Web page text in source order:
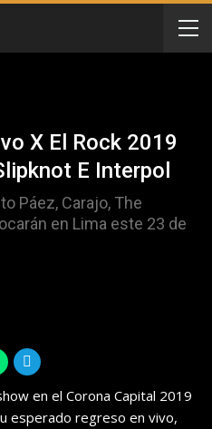
X El Rock 2019
E Interpol
Páez, Carajo, The
en Lima este 23 de
en el Corona Capital 2019
esperado regreso en vivo,